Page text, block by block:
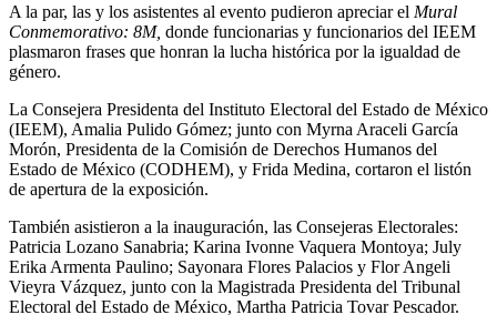
A la par, las y los asistentes al evento pudieron apreciar el Mural
Conmemorativo: 8M, donde funcionarias y funcionarios del IEEM
plasmaron frases que honran la lucha histórica por la igualdad de
género.
La Consejera Presidenta del Instituto Electoral del Estado de México
(IEEM), Amalia Pulido Gómez; junto con Myrna Araceli García
Morón, Presidenta de la Comisión de Derechos Humanos del
Estado de México (CODHEM), y Frida Medina, cortaron el listón
de apertura de la exposición.
También asistieron a la inauguración, las Consejeras Electorales:
Patricia Lozano Sanabria; Karina Ivonne Vaquera Montoya; July
Erika Armenta Paulino; Sayonara Flores Palacios y Flor Angeli
Vieyra Vázquez, junto con la Magistrada Presidenta del Tribunal
Electoral del Estado de México, Martha Patricia Tovar Pescador.